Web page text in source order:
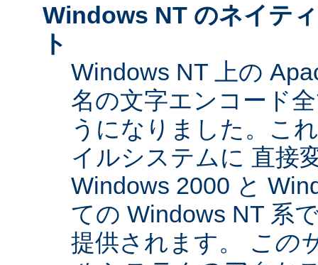
Windows NT のネイテ
ト
Windows NT 上の
名の文字エンコード
うになりました。こ
イルシステムに 直接
Windows 2000 と
ての Windows NT 系
提供されます。
この